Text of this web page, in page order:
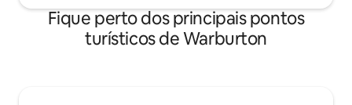
Fique perto dos principais pontos
turísticos de Warburton